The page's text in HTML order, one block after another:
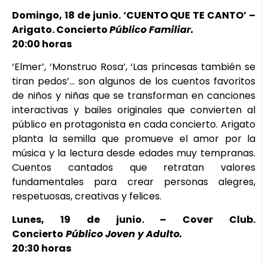
Domingo, 18 de junio. ‘CUENTO QUE TE CANTO’ –
Arigato. ConciertoPúblico Familiar.
20:00 horas
‘Elmer’, ‘Monstruo Rosa’, ‘Las princesas también se
tiran pedos’… son algunos de los cuentos favoritos
de niños y niñas que se transforman en canciones
interactivas y bailes originales que convierten al
público en protagonista en cada concierto. Arigato
planta la semilla que promueve el amor por la
música y la lectura desde edades muy tempranas.
Cuentos cantados que retratan valores
fundamentales para crear personas alegres,
respetuosas, creativas y felices.
Lunes, 19 de junio. – Cover Club.
Concierto Público Joven y Adulto.
20:30 horas